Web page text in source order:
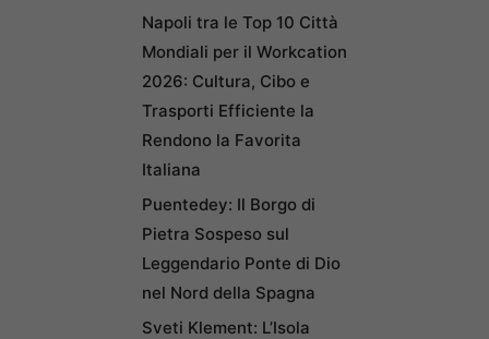
Napoli tra le Top 10 Città
Mondiali per il Workcation
2026: Cultura, Cibo e
Trasporti Efficiente la
Rendono la Favorita
Italiana
Puentedey: Il Borgo di
Pietra Sospeso sul
Leggendario Ponte di Dio
nel Nord della Spagna
Sveti Klement: L’Isola